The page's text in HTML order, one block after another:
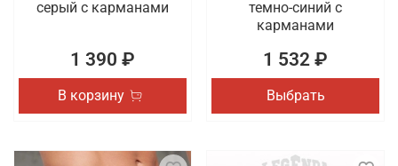
серый c карманами
1 390 ₽
В корзину
темно-синий с
карманами
1 532 ₽
Выбрать